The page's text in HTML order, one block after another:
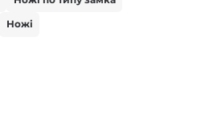
Ножі